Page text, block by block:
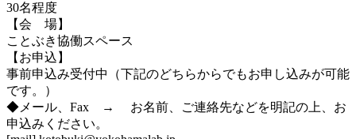
30名程度
【会 場】
ことぶき協働スペース
【お申込】
事前申込み受付中（下記のどちらからでもお申し込みが可能
です。）
◆メール、Fax → お名前、ご連絡先などを明記の上、お
申込みください。